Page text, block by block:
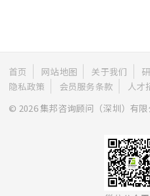
首页 网站地图 关于我们
隐私政策
会员服务条款 人才
© 2026 集邦咨询顾问（深圳）有